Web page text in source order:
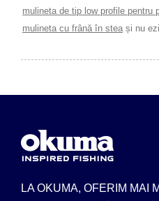
mulineta de tip low profile pentru
mulineta cu frână în steași nu
LA OKUMA, OFERIM MAI